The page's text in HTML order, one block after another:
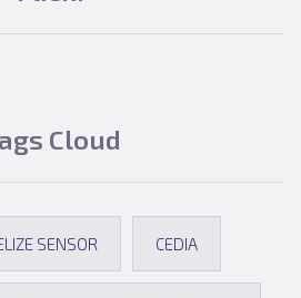
Cloud
SENSOR CEDIA